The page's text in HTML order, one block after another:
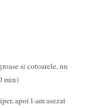
si cotoarele, nu
min)
apoi l-am asezat